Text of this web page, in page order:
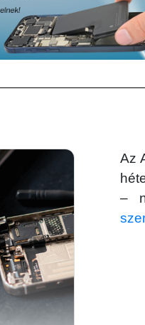
Az
–